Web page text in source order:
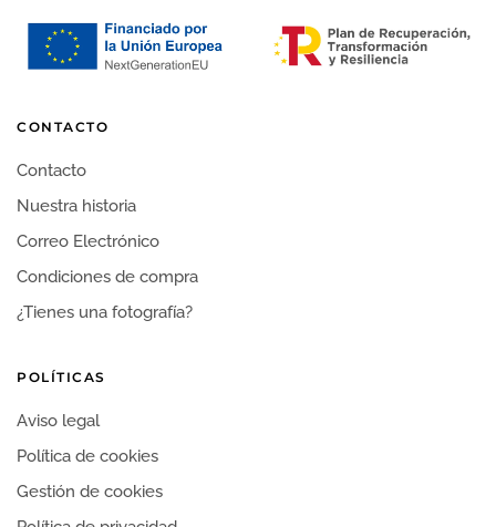
CONTACTO
Contacto
Nuestra historia
Correo Electrónico
Condiciones de compra
¿Tienes una fotografía?
POLÍTICAS
Aviso legal
Política de cookies
Gestión de cookies